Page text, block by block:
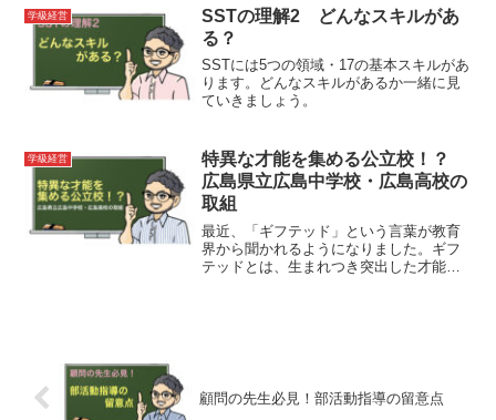
学級経営
SSTの理解2 どんなスキルがあ
る？
SSTには5つの領域・17の基本スキルがあ
ります。どんなスキルがあるか一緒に見
ていきましょう。
学級経営
特異な才能を集める公立校！？
広島県立広島中学校・広島高校の
取組
最近、「ギフテッド」という言葉が教育
界から聞かれるようになりました。ギフ
テッドとは、生まれつき突出した才能
募集します。同校での教育活動を通し
て、才能をさらに伸ばし、グローバルに
顧問の先生必見！部活動指導の留意点